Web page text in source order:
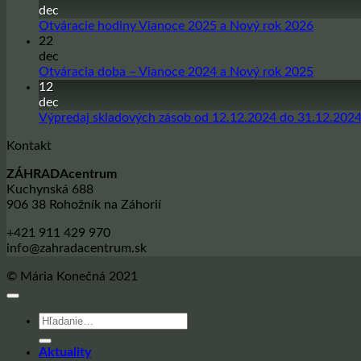
Sadbové
sezónu
dec
Otváracie hodiny Vianoce 2025 a Nový rok 2026Žiadne
Otváracie
2025
22
dec
Otváracia doba – Vianoce 2024 a Nový rok 2025Žiadne
Otváracia
12
dec
Výpredaj skladových zásob od 12.12.2024 do 31.12.2024
Kontakt
ZÁHRADAcentrum
Kuchynská 688
906 38 Rohožník na Záhorií
+421 911 429 970
info@zahradacentrum.sk
© Mária Konečná 2021
Hľadať:
Aktuality